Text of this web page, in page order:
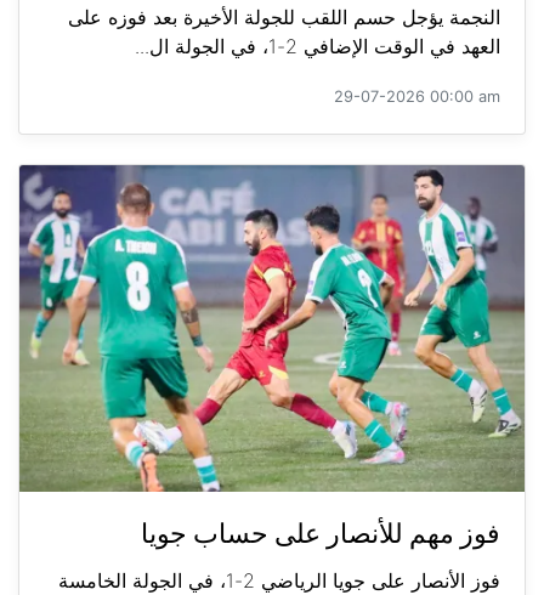
النجمة يؤجل حسم اللقب للجولة الأخيرة بعد فوزه على
العهد في الوقت الإضافي 2-1، في الجولة ال...
29-07-2026 00:00 am
فوز مهم للأنصار على حساب جويا
فوز الأنصار على جويا الرياضي 2-1، في الجولة الخامسة